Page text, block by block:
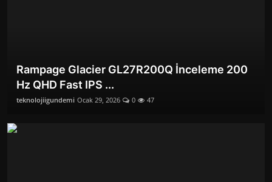
Rampage Glacier GL27R200Q İnceleme 200
Hz QHD Fast IPS ...
teknolojiigundemi Ocak 29, 2026 0 47